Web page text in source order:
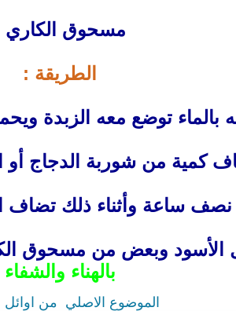
مسحوق الكاري
الطريقة :
بالماء توضع معه الزبدة
كمية من شوربة الدجاج أو
نصف ساعة وأثناء ذلك تضاف
الأسود وبعض من مسحوق
بالهناء والشفاء
الموضوع الاصلي من اوائل